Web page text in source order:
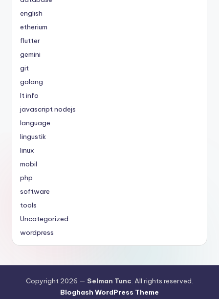
english
etherium
flutter
gemini
git
golang
It info
javascript nodejs
language
lingustik
linux
mobil
php
software
tools
Uncategorized
wordpress
Copyright 2026 — Selman Tunc. All rights reserved.
Bloghash WordPress Theme